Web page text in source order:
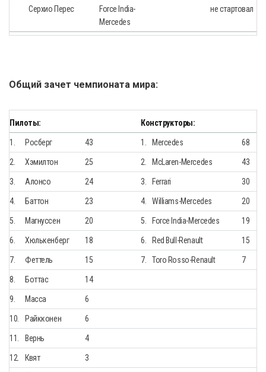
Серхио Перес
Force India-
Mercedes
не стартовал
Общий зачет чемпионата мира:
Пилоты: Конструкторы:
1. Росберг 43 1. Mercedes 68
2. Хэмилтон 25 2. McLaren-Mercedes 43
3. Алонсо 24 3. Ferrari 30
4. Баттон 23 4. Williams-Mercedes 20
5. Магнуссен 20 5. Force India-Mercedes 19
6. Хюлькенберг 18 6. Red Bull-Renault 15
7. Феттель 15 7. Toro Rosso-Renault 7
8. Боттас 14
9. Масса 6
10. Райкконен 6
11. Вернь 4
12. Квят 3